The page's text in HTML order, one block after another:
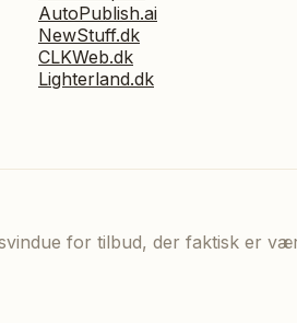
AutoPublish.ai
NewStuff.dk
CLKWeb.dk
Lighterland.dk
for tilbud, der faktisk er